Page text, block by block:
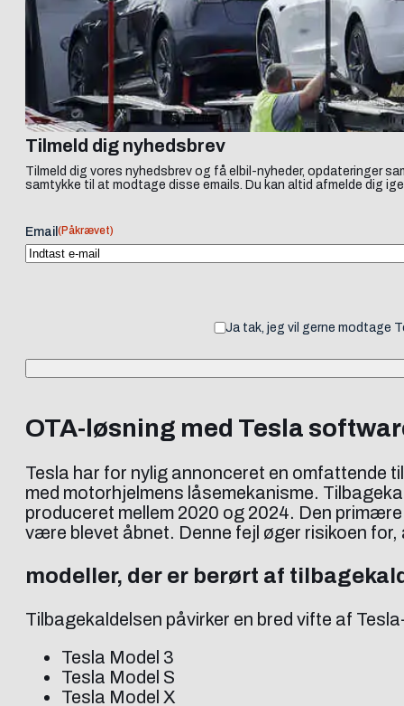
Tilmeld dig nyhedsbrev
Tilmeld dig vores nyhedsbrev og få elbil-nyheder, opdateringer
samtykke til at modtage disse emails. Du kan altid afmelde dig
Email (Påkrævet)
Ja tak, jeg vil gerne modtage
OTA-løsning med Tesla
Tesla har for nylig annonceret en omfattende
med motorhjelmens låsemekanisme.
produceret mellem 2020 og 2024. Den
være blevet åbnet. Denne fejl øger risikoen
modeller, der er berørt af
Tilbagekaldelsen påvirker en bred vifte af
Tesla Model 3
Tesla Model S
Tesla Model X